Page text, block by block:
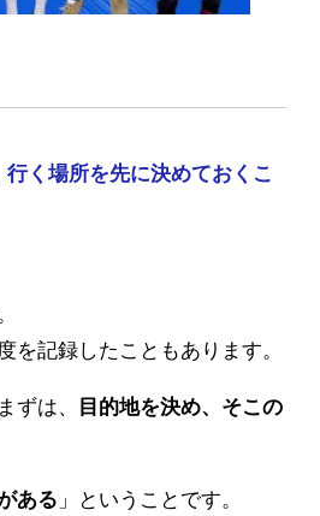
く場所を先に決めておくこ
記録したこともあります。
ずは、
目的地を決め、そこの
ある 」ということです。